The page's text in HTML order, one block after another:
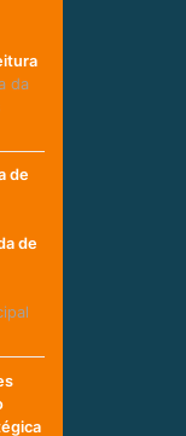
da
de
de